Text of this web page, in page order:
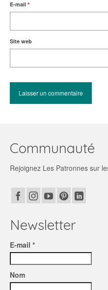
E-mail *
Site web
Communauté
Rejoignez Les Patronnes sur
Newsletter
E-mail *
Nom